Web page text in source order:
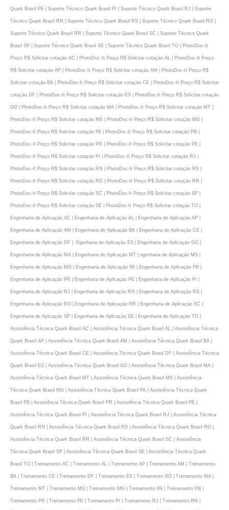
Quark Brasil PE | Suporte Técnico Quark Brasil PI | Suporte Técnico Quark Brasil RJ | Suporte
Técnico Quark Brasil RN | Suporte Técnico Quark Brasil RS | Suporte Técnico Quark Brasil RO |
Suporte Técnico Quark Brasil RR | Suporte Técnico Quark Brasil SC | Suporte Técnico Quark
Brasil SP | Suporte Técnico Quark Brasil SE | Suporte Técnico Quark Brasil TO | PhotoDoc-It
Preço R$ Solicitar cotaçāo AC | PhotoDoc-It Preço R$ Solicitar cotaçāo AL | PhotoDoc-It Preço
R$ Solicitar cotaçāo AP | PhotoDoc-It Preço R$ Solicitar cotaçāo AM | PhotoDoc-It Preço R$
Solicitar cotaçāo BA | PhotoDoc-It Preço R$ Solicitar cotaçāo CE | PhotoDoc-It Preço R$ Solicitar
cotaçāo DF | PhotoDoc-It Preço R$ Solicitar cotaçāo ES | PhotoDoc-It Preço R$ Solicitar cotaçāo
GO | PhotoDoc-It Preço R$ Solicitar cotaçāo MA | PhotoDoc-It Preço R$ Solicitar cotaçāo MT |
PhotoDoc-It Preço R$ Solicitar cotaçāo MS | PhotoDoc-It Preço R$ Solicitar cotaçāo MG |
PhotoDoc-It Preço R$ Solicitar cotaçāo PA | PhotoDoc-It Preço R$ Solicitar cotaçāo PB |
PhotoDoc-It Preço R$ Solicitar cotaçāo PR | PhotoDoc-It Preço R$ Solicitar cotaçāo PE |
PhotoDoc-It Preço R$ Solicitar cotaçāo PI | PhotoDoc-It Preço R$ Solicitar cotaçāo RJ |
PhotoDoc-It Preço R$ Solicitar cotaçāo RN | PhotoDoc-It Preço R$ Solicitar cotaçāo RS |
PhotoDoc-It Preço R$ Solicitar cotaçāo RO | PhotoDoc-It Preço R$ Solicitar cotaçāo RR |
PhotoDoc-It Preço R$ Solicitar cotaçāo SC | PhotoDoc-It Preço R$ Solicitar cotaçāo SP |
PhotoDoc-It Preço R$ Solicitar cotaçāo SE | PhotoDoc-It Preço R$ Solicitar cotaçāo TO |
Engenharia de Aplicaçāo AC | Engenharia de Aplicaçāo AL | Engenharia de Aplicaçāo AP |
Engenharia de Aplicaçāo AM | Engenharia de Aplicaçāo BA | Engenharia de Aplicaçāo CE |
Engenharia de Aplicaçāo DF | Egenharia de Aplicaçāo ES | Engenharia de Aplicaçāo GO |
Engenharia de Aplicaçāo MA | Engenharia de Aplicaçāo MT | ngenharia de Aplicaçāo MS |
Engenharia de Aplicaçāo MG | Engenharia de Aplicaçāo PA | Engenharia de Aplicaçāo PB |
Engenharia de Aplicaçāo PR | Engenharia de Aplicaçāo PE | Engenharia de Aplicaçāo PI |
Engenharia de Aplicaçāo RJ | Engenharia de Aplicaçāo RN | Engenharia de Aplicaçāo RS |
Engenharia de Aplicaçāo RO | Engenharia de Aplicaçāo RR | Engenharia de Aplicaçāo SC |
Engenharia de Aplicaçāo SP | Engenharia de Aplicaçāo SE | Engenharia de Aplicaçāo TO |
Assistência Técnica Quark Brasil AC | Assistência Técnica Quark Brasil AL | Assistência Técnica
Quark Brasil AP | Assistência Técnica Quark Brasil AM | Assistência Técnica Quark Brasil BA |
Assistência Técnica Quark Brasil CE | Assistência Técnica Quark Brasil DF | Assistência Técnica
Quark Brasil ES | Assistência Técnica Quark Brasil GO | Assistência Técnica Quark Brasil MA |
Assistência Técnica Quark Brasil MT | Assistência Técnica Quark Brasil MS | Assistência
Técnica Quark Brasil MG | Assistência Técnica Quark Brasil PA | Assistência Técnica Quark
Brasil PB | Assistência Técnica Quark Brasil PR | Assistência Técnica Quark Brasil PE |
Assistência Técnica Quark Brasil PI | Assistência Técnica Quark Brasil RJ | Assistência Técnica
Quark Brasil RN | Assistência Técnica Quark Brasil RS | Assistência Técnica Quark Brasil RO |
Assistência Técnica Quark Brasil RR | Assistência Técnica Quark Brasil SC | Assistência
Técnica Quark Brasil SP | Assistência Técnica Quark Brasil SE | Assistência Técnica Quark
Brasil TO | Treinamento AC | Treinamento AL | Treinamento AP | Treinamento AM | Treinamento
BA | Treinamento CE | Treinamento DF | Treinamento ES | Treinamento GO | Treinamento MA |
Treinamento MT | Treinamento MS | Treinamento MG | Treinamento PA | Treinamento PB |
Treinamento PR | Treinamento PE | Treinamento PI | Treinamento RJ | Treinamento RN |